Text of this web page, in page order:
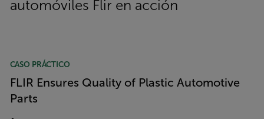
automóviles Flir en acción
CASO PRÁCTICO
FLIR Ensures Quality of Plastic Automotive
Parts